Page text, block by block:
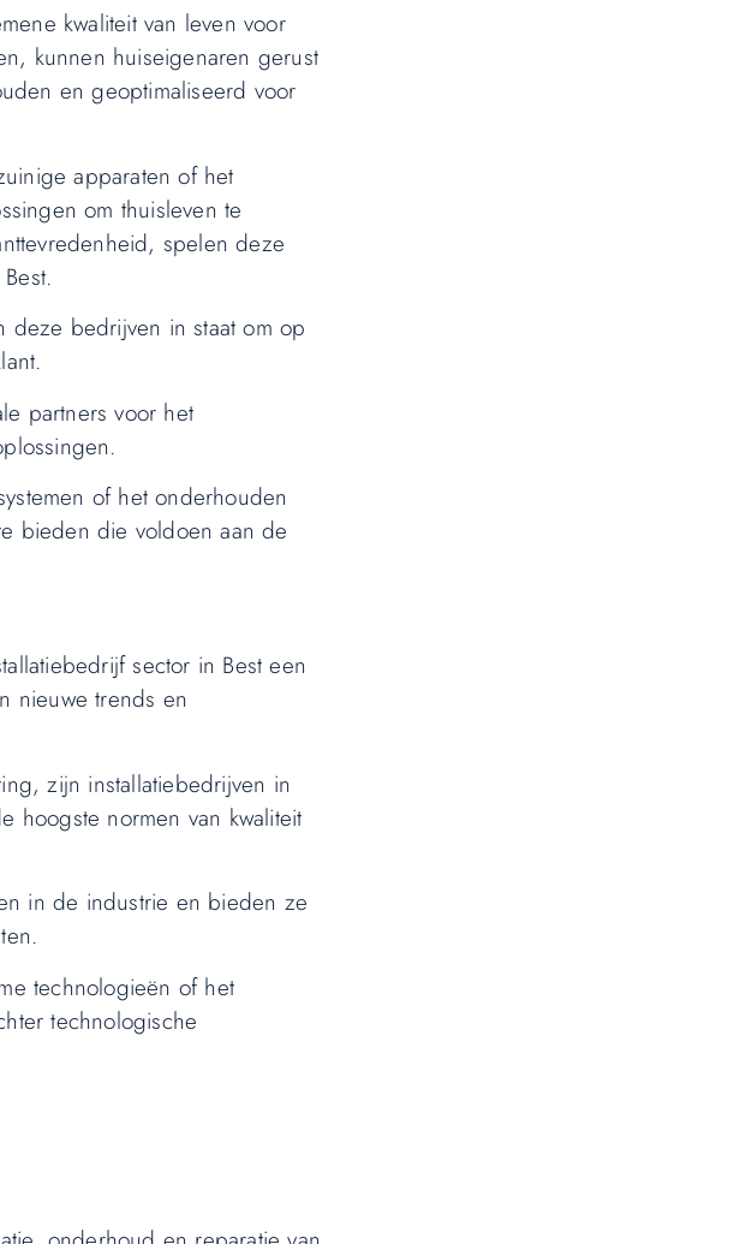
kwaliteit van leven voor
kunnen huiseigenaren gerust
en geoptimaliseerd voor
apparaten of het
om thuisleven te
spelen deze
deze bedrijven in staat om op
partners voor het
of het onderhouden
bieden die voldoen aan de
sector in Best een
nieuwe trends en
zijn installatiebedrijven in
hoogste normen van kwaliteit
in de industrie en bieden ze
technologieën of het
technologische